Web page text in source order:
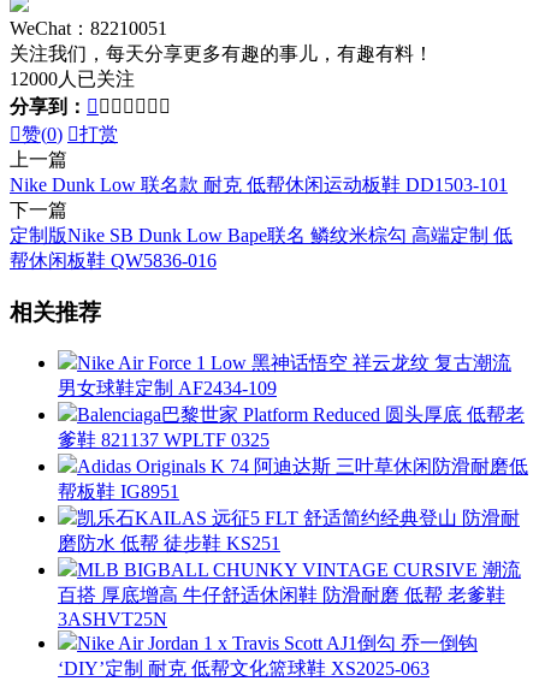
WeChat：82210051
关注我们，每天分享更多有趣的事儿，有趣有料！
12000人已关注
分享到：       
赞(0) 打赏
上一篇
Nike Dunk Low 联名款 耐克 低帮休闲运动板鞋 DD1503-101
下一篇
定制版Nike SB Dunk Low Bape联名 鳞纹米棕勾 高端定制 低
帮休闲板鞋 QW5836-016
相关推荐
Nike Air Force 1 Low 黑神话悟空 祥云龙纹 复古潮流
男女球鞋定制 AF2434-109
Balenciaga巴黎世家 Platform Reduced 圆头厚底 低帮老
爹鞋 821137 WPLTF 0325
Adidas Originals K 74 阿迪达斯 三叶草休闲防滑耐磨低
帮板鞋 IG8951
凯乐石KAILAS 远征5 FLT 舒适简约经典登山 防滑耐
磨防水 低帮 徒步鞋 KS251
MLB BIGBALL CHUNKY VINTAGE CURSIVE 潮流
百搭 厚底增高 牛仔舒适休闲鞋 防滑耐磨 低帮 老爹鞋
3ASHVT25N
Nike Air Jordan 1 x Travis Scott AJ1倒勾 乔一倒钩
‘DIY’定制 耐克 低帮文化篮球鞋 XS2025-063